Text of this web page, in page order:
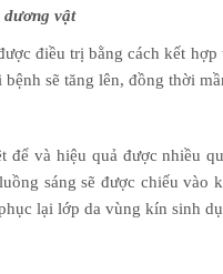
dương vật
điều trị bằng cách kết
sẽ tăng lên, đồng thời
để và hiệu quả được nhiều
sáng sẽ được chiếu vào
lại lớp da vùng kín sinh